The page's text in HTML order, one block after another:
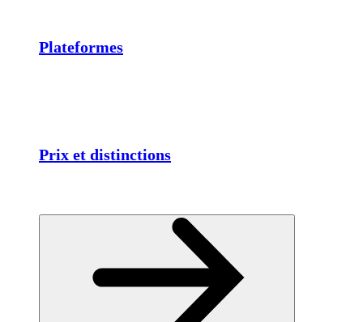
Plateformes
Prix et distinctions